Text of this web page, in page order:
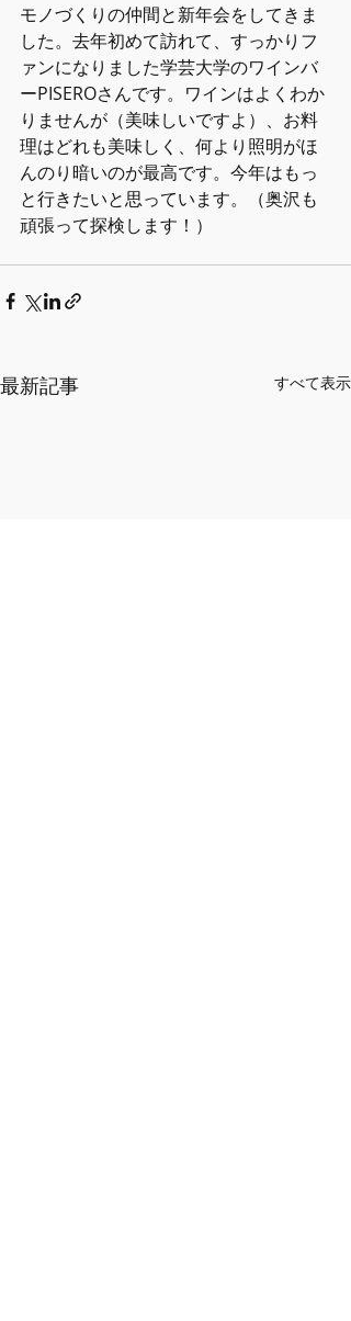
モノづくりの仲間と新年会をしてきま
した。去年初めて訪れて、すっかりフ
ァンになりました学芸大学のワインバ
ーPISEROさんです。ワインはよくわか
りませんが（美味しいですよ）、お料
理はどれも美味しく、何より照明がほ
んのり暗いのが最高です。今年はもっ
と行きたいと思っています。（奥沢も
頑張って探検します！）
最新記事 すべて表示